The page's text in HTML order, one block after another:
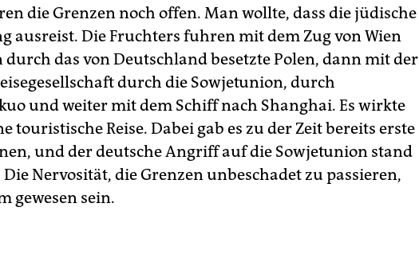
die Grenzen noch offen. Man wollte, dass die jüdische
ausreist. Die Fruchters fuhren mit dem Zug von Wien
das von Deutschland besetzte Polen, dann mit der
durch die Sowjetunion, durch
und weiter mit dem Schiff nach Shanghai. Es wirkte
touristische Reise. Dabei gab es zu der Zeit bereits erste
und der deutsche Angriff auf die Sowjetunion stand
Nervosität, die Grenzen unbeschadet zu passieren,
gewesen sein.